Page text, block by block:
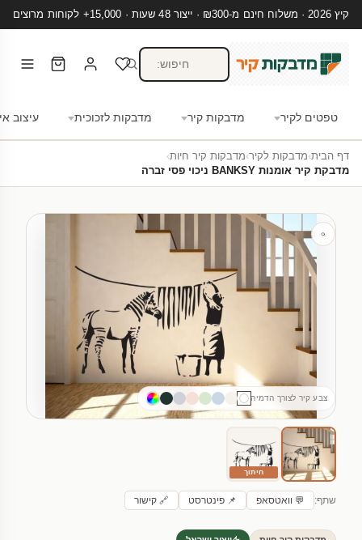
קיץ 2026 · משלוח חינם מ-₪300 · ייצור 48 שעות · 15,000+ לקוחות מרוצים
טפטים לקיר מדבקות קיר מדבקות לזכוכית עיצוב
דף הבית›מדבקות לקיר›מדבקות קיר חיות›
מדבקת קיר אומנות BANKSY ניכוי פסי זברה
צבע קיר לצורך הדמיה
חיתוך
שתף: 💬 וואטסאפ 📌 פינטרסט 🔗 קישור